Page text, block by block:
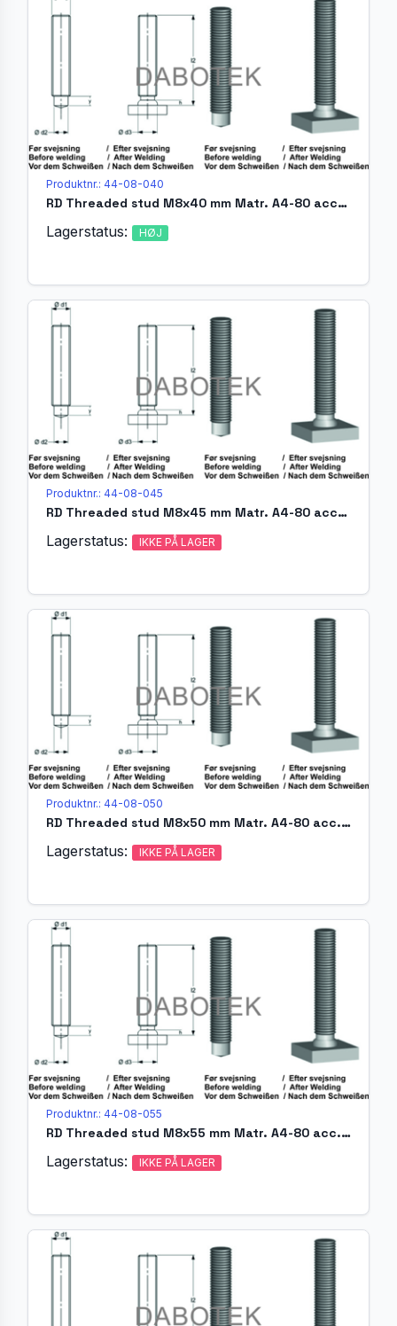
Produktnr.: 44-08-040
RD Threaded stud M8x40 mm Matr. A4-80 acc. EN ISO 13918 (MR)
Lagerstatus: HØJ
Produktnr.: 44-08-045
RD Threaded stud M8x45 mm Matr. A4-80 acc. EN ISO 13918 (MR)
Lagerstatus: IKKE PÅ LAGER
Produktnr.: 44-08-050
RD Threaded stud M8x50 mm Matr. A4-80 acc. EN ISO 13918 (MR)
Lagerstatus: IKKE PÅ LAGER
Produktnr.: 44-08-055
RD Threaded stud M8x55 mm Matr. A4-80 acc. EN ISO 13918 (MR)
Lagerstatus: IKKE PÅ LAGER